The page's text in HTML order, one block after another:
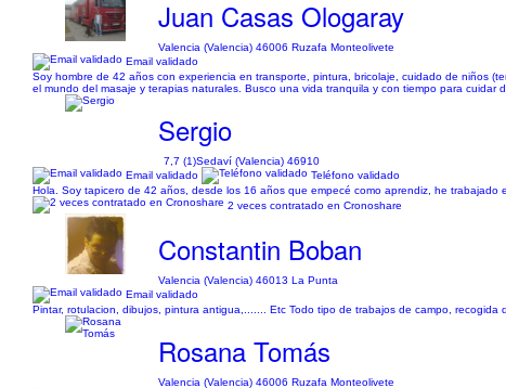
Juan Casas Ologaray
Valencia (Valencia) 46006 Ruzafa Monteolivete
Email validado
Soy hombre de 42 años con experiencia en transporte, pintura, bricolaje, cuidado de niños
el mundo del masaje y terapias naturales. Busco una vida tranquila y con tiempo para cuidar
Sergio
7,7 (1)Sedaví (Valencia) 46910
Email validado
Teléfono validado
Hola. Soy tapicero de 42 años, desde los 16 años que empecé como aprendiz, he
2 veces contratado en Cronoshare
Constantin Boban
Valencia (Valencia) 46013 La Punta
Email validado
Pintar, rotulacion, dibujos, pintura antigua,....... Etc Todo tipo de trabajos de campo, recogida
Rosana Tomás
Valencia (Valencia) 46006 Ruzafa Monteolivete